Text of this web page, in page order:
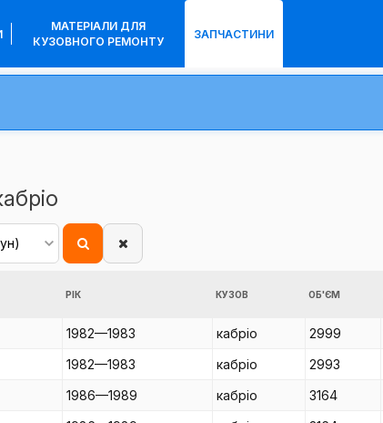
МАТЕРІАЛИ ДЛЯ
КУЗОВНОГО РЕМОНТУ
ЗАПЧАСТИНИ
РІК КУЗОВ ОБ'ЄМ
1982—1983 кабріо 2999
1982—1983 кабріо 2993
1986—1989 кабріо 3164